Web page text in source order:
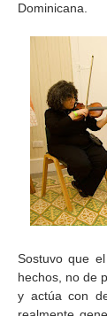
Dominicana.
Sostuvo que
hechos, no de
y actúa con